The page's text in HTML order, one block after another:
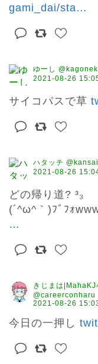
gami_dai/sta…
ゆーし
2021-08-26
サイコパスで草
ハタッチ
2021-08-26
どの帰り道? ³₃
(´^ω^｀)ﾌﾞﾌｫ
…
きじまは|MahaKJ
@careerconharu
2021-08-26
今日の一押し